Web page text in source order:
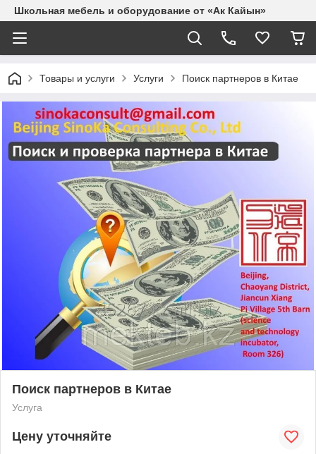
Школьная мебель и оборудование от «Ак Кайын»
Товары и услуги Услуги Поиск партнеров в Китае
Поиск партнеров в Китае
Услуга
Цену уточняйте